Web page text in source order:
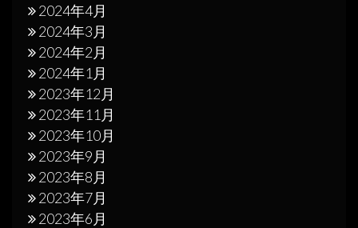
2024年4月
2024年3月
2024年2月
2024年1月
2023年12月
2023年11月
2023年10月
2023年9月
2023年8月
2023年7月
2023年6月